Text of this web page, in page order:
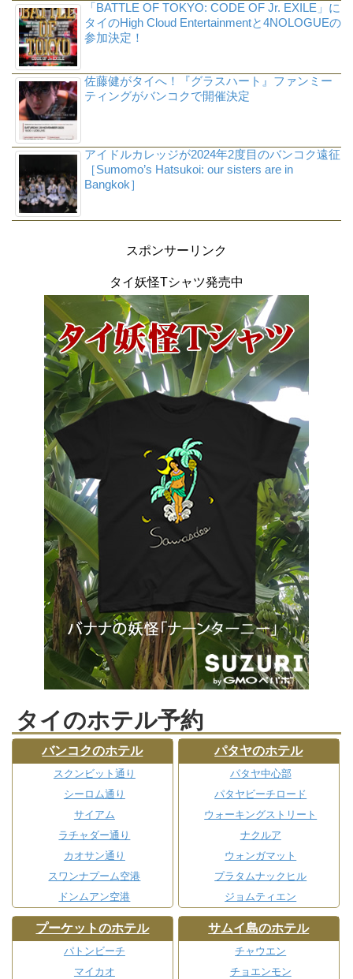
「BATTLE OF TOKYO: CODE OF Jr. EXILE」に
タイのHigh Cloud Entertainmentと4NOLOGUEの
参加決定！
佐藤健がタイへ！『グラスハート』ファンミー
ティングがバンコクで開催決定
アイドルカレッジが2024年2度目のバンコク遠征
［Sumomo’s Hatsukoi: our sisters are in
Bangkok］
スポンサーリンク
タイ妖怪Tシャツ発売中
タイのホテル予約
バンコクのホテル
スクンビット通り
シーロム通り
サイアム
ラチャダー通り
カオサン通り
スワンナプーム空港
ドンムアン空港
パタヤのホテル
パタヤ中心部
パタヤビーチロード
ウォーキングストリート
ナクルア
ウォンガマット
プラタムナックヒル
ジョムティエン
プーケットのホテル
パトンビーチ
マイカオ
サムイ島のホテル
チャウエン
チョエンモン